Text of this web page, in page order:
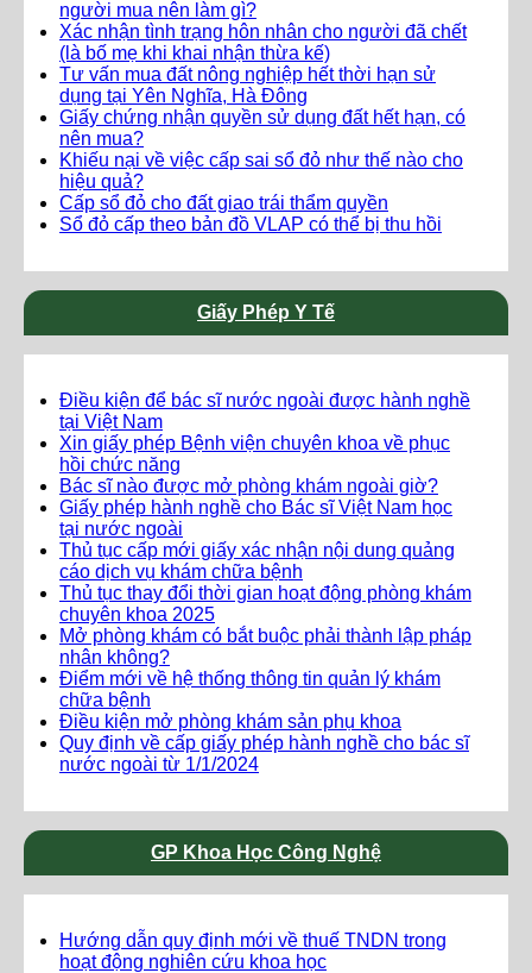
người mua nên làm gì?
Xác nhận tình trạng hôn nhân cho người đã chết
(là bố mẹ khi khai nhận thừa kế)
Tư vấn mua đất nông nghiệp hết thời hạn sử
dụng tại Yên Nghĩa, Hà Đông
Giấy chứng nhận quyền sử dụng đất hết hạn, có
nên mua?
Khiếu nại về việc cấp sai sổ đỏ như thế nào cho
hiệu quả?
Cấp sổ đỏ cho đất giao trái thẩm quyền
Sổ đỏ cấp theo bản đồ VLAP có thể bị thu hồi
Giấy Phép Y Tế
Điều kiện để bác sĩ nước ngoài được hành nghề
tại Việt Nam
Xin giấy phép Bệnh viện chuyên khoa về phục
hồi chức năng
Bác sĩ nào được mở phòng khám ngoài giờ?
Giấy phép hành nghề cho Bác sĩ Việt Nam học
tại nước ngoài
Thủ tục cấp mới giấy xác nhận nội dung quảng
cáo dịch vụ khám chữa bệnh
Thủ tục thay đổi thời gian hoạt động phòng khám
chuyên khoa 2025
Mở phòng khám có bắt buộc phải thành lập pháp
nhân không?
Điểm mới về hệ thống thông tin quản lý khám
chữa bệnh
Điều kiện mở phòng khám sản phụ khoa
Quy định về cấp giấy phép hành nghề cho bác sĩ
nước ngoài từ 1/1/2024
GP Khoa Học Công Nghệ
Hướng dẫn quy định mới về thuế TNDN trong
hoạt động nghiên cứu khoa học